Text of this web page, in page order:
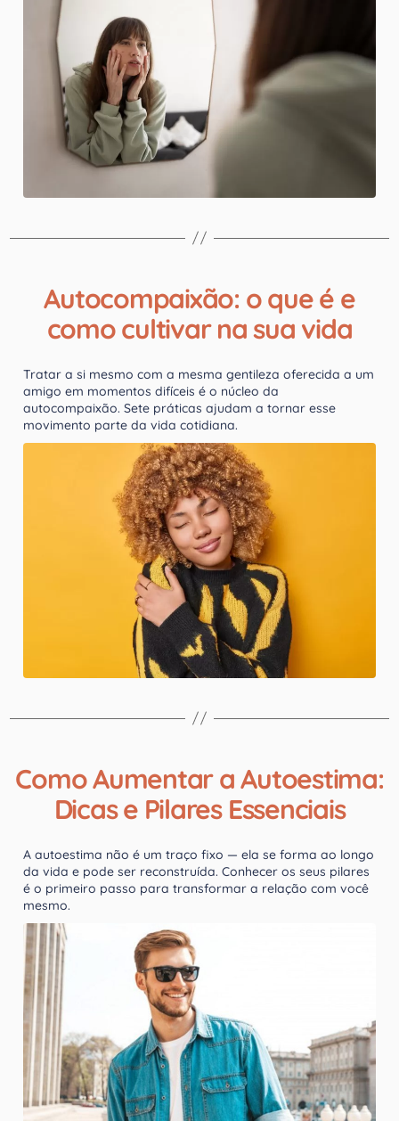
Autocompaixão: o que é e
como cultivar na sua vida
Tratar a si mesmo com a mesma gentileza oferecida a um
amigo em momentos difíceis é o núcleo da
autocompaixão. Sete práticas ajudam a tornar esse
movimento parte da vida cotidiana.
Como Aumentar a Autoestima:
Dicas e Pilares Essenciais
A autoestima não é um traço fixo — ela se forma ao longo
da vida e pode ser reconstruída. Conhecer os seus pilares
é o primeiro passo para transformar a relação com você
mesmo.